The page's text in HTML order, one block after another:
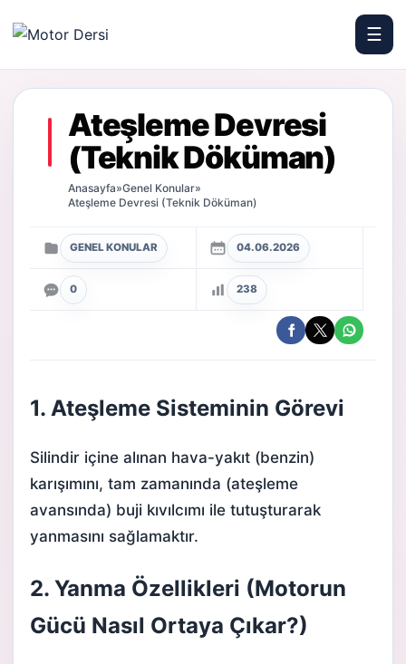
Motor Dersi
☰
Ateşleme Devresi
(Teknik Döküman)
Anasayfa»Genel Konular»
Ateşleme Devresi (Teknik Döküman)
GENEL KONULAR 04.06.2026
0 238
1. Ateşleme Sisteminin Görevi
Silindir içine alınan hava-yakıt (benzin)
karışımını, tam zamanında (ateşleme
avansında) buji kıvılcımı ile tutuşturarak
yanmasını sağlamaktır.
2. Yanma Özellikleri (Motorun
Gücü Nasıl Ortaya Çıkar?)